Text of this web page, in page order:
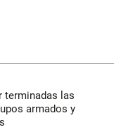
terminadas las
armados y